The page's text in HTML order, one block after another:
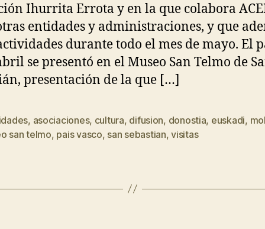
Ihurrita Errota y en la que colabora
entidades y administraciones, y que
durante todo el mes de mayo. El
se presentó en el Museo San Telmo de
presentación de la que […]
, asociaciones, cultura, difusion, donostia, euskadi,
san telmo, pais vasco, san sebastian,visitas